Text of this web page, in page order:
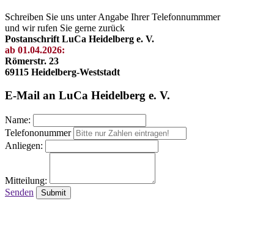
Schreiben Sie uns unter Angabe Ihrer Telefonnummmer
und wir rufen Sie gerne zurück
Postanschrift LuCa Heidelberg e. V.
ab 01.04.2026:
Römerstr. 23
69115 Heidelberg-Weststadt
E-Mail an LuCa Heidelberg e. V.
Name:
Telefononummer
Anliegen:
Mitteilung:
Senden